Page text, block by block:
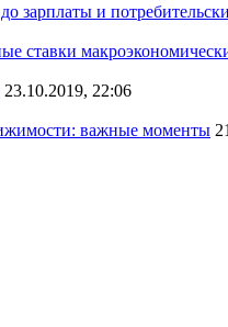
зарплаты и
ставки
23.10.2019, 22:06
важные моменты